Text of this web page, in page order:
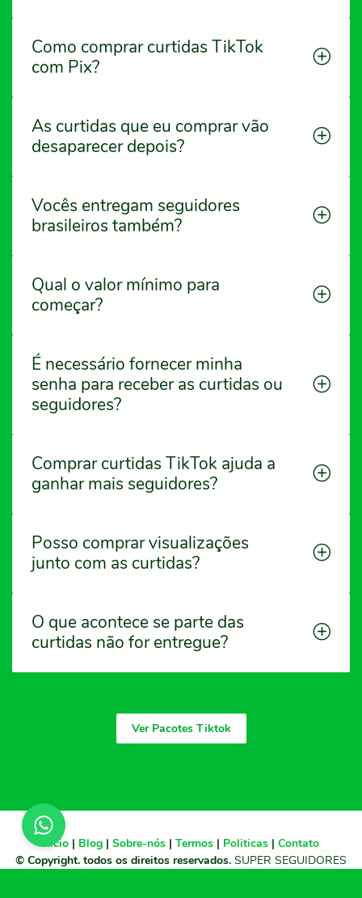
Como comprar curtidas TikTok
com Pix?
As curtidas que eu comprar vão
desaparecer depois?
Vocês entregam seguidores
brasileiros também?
Qual o valor mínimo para
começar?
É necessário fornecer minha
senha para receber as curtidas ou
seguidores?
Comprar curtidas TikTok ajuda a
ganhar mais seguidores?
Posso comprar visualizações
junto com as curtidas?
O que acontece se parte das
curtidas não for entregue?
Ver Pacotes Tiktok
Início | Blog | Sobre-nós| Termos | Politicas | Contato
© Copyright. todos os direitos reservados. SUPER SEGUIDORES
13.276 usuários online